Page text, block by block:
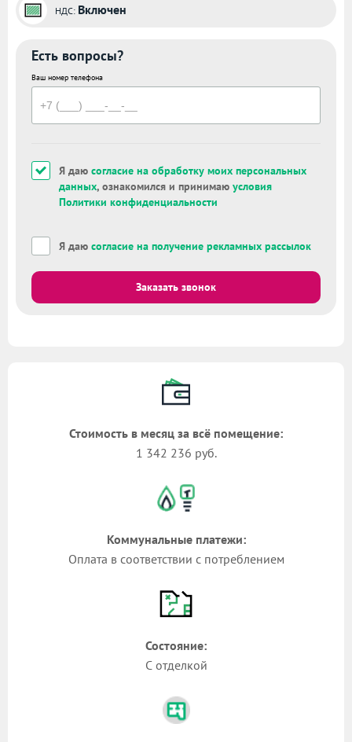
НДС: Включен
Есть вопросы?
Ваш номер телефона
Я даю согласие на обработку моих персональных
данных, ознакомился и принимаю условия
Политики конфиденциальности
Я даю согласие на получение рекламных рассылок
Заказать звонок
Стоимость в месяц за всё помещение:
1 342 236 руб.
Коммунальные платежи:
Оплата в соответствии с потреблением
Состояние:
С отделкой